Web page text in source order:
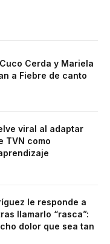
Cerda y Mariela
a Fiebre de canto
viral al adaptar
TVN como
le responde a
llamarlo “rasca”:
dolor que sea tan